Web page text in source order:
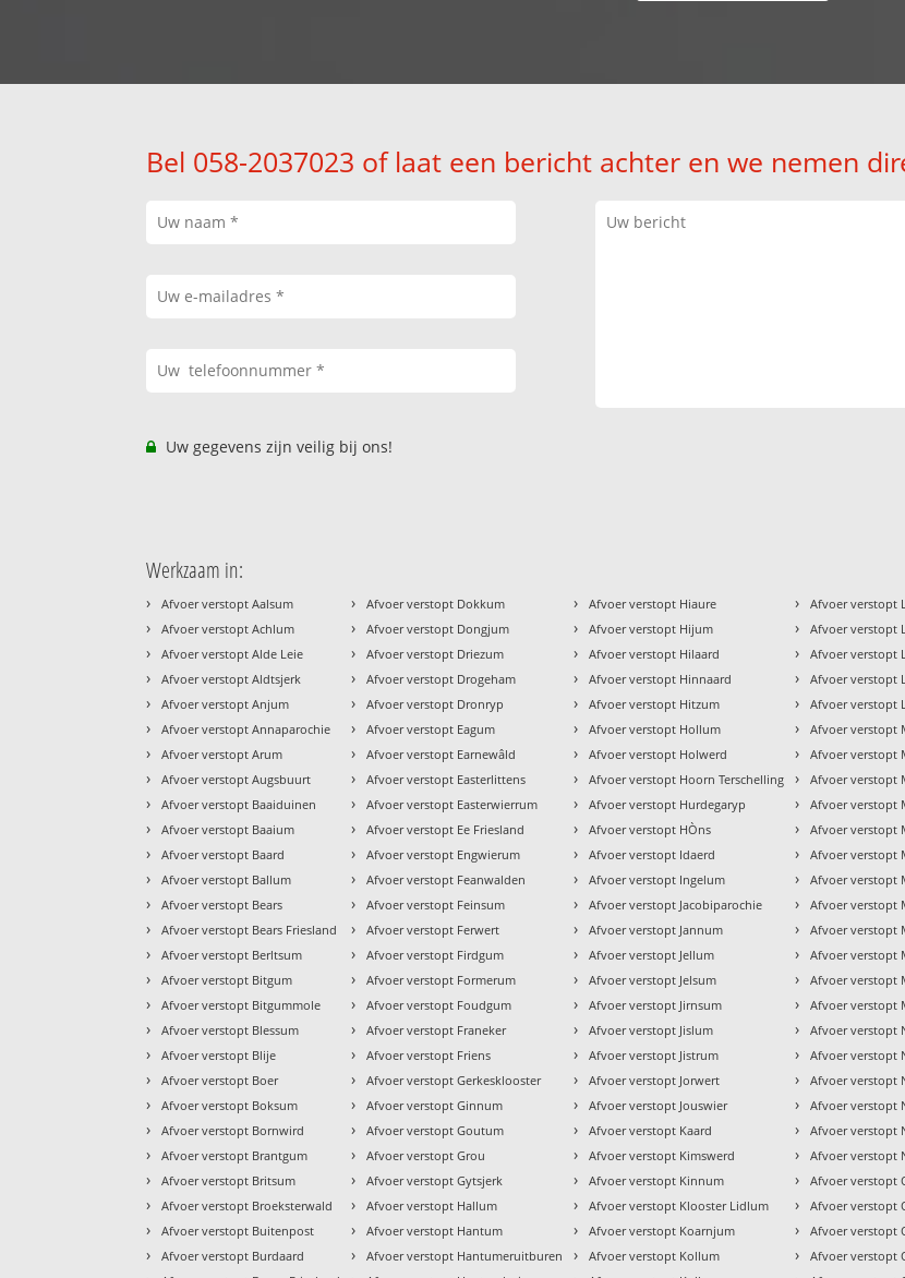
Bel 058-2037023 of laat een bericht achter en we nemen
Uw gegevens zijn veilig bij ons!
Werkzaam in:
› Afvoer verstopt Aalsum
› Afvoer verstopt Achlum
› Afvoer verstopt Alde Leie
› Afvoer verstopt Aldtsjerk
› Afvoer verstopt Anjum
› Afvoer verstopt Annaparochie
› Afvoer verstopt Arum
› Afvoer verstopt Augsbuurt
› Afvoer verstopt Baaiduinen
› Afvoer verstopt Baaium
› Afvoer verstopt Baard
› Afvoer verstopt Ballum
› Afvoer verstopt Bears
› Afvoer verstopt Bears Friesland
› Afvoer verstopt Berltsum
› Afvoer verstopt Bitgum
› Afvoer verstopt Bitgummole
› Afvoer verstopt Blessum
› Afvoer verstopt Blije
› Afvoer verstopt Boer
› Afvoer verstopt Boksum
› Afvoer verstopt Bornwird
› Afvoer verstopt Brantgum
› Afvoer verstopt Britsum
› Afvoer verstopt Broeksterwald
› Afvoer verstopt Buitenpost
› Afvoer verstopt Burdaard
› Afvoer verstopt Dokkum
› Afvoer verstopt Dongjum
› Afvoer verstopt Driezum
› Afvoer verstopt Drogeham
› Afvoer verstopt Dronryp
› Afvoer verstopt Eagum
› Afvoer verstopt Earnewâld
› Afvoer verstopt Easterlittens
› Afvoer verstopt Easterwierrum
› Afvoer verstopt Ee Friesland
› Afvoer verstopt Engwierum
› Afvoer verstopt Feanwalden
› Afvoer verstopt Feinsum
› Afvoer verstopt Ferwert
› Afvoer verstopt Firdgum
› Afvoer verstopt Formerum
› Afvoer verstopt Foudgum
› Afvoer verstopt Franeker
› Afvoer verstopt Friens
› Afvoer verstopt Gerkesklooster
› Afvoer verstopt Ginnum
› Afvoer verstopt Goutum
› Afvoer verstopt Grou
› Afvoer verstopt Gytsjerk
› Afvoer verstopt Hallum
› Afvoer verstopt Hantum
› Afvoer verstopt Hantumeruitburen
› Afvoer verstopt Hiaure
› Afvoer verstopt Hijum
› Afvoer verstopt Hilaard
› Afvoer verstopt Hinnaard
› Afvoer verstopt Hitzum
› Afvoer verstopt Hollum
› Afvoer verstopt Holwerd
› Afvoer verstopt Hoorn Terschelling
› Afvoer verstopt Hurdegaryp
› Afvoer verstopt HÒns
› Afvoer verstopt Idaerd
› Afvoer verstopt Ingelum
› Afvoer verstopt Jacobiparochie
› Afvoer verstopt Jannum
› Afvoer verstopt Jellum
› Afvoer verstopt Jelsum
› Afvoer verstopt Jirnsum
› Afvoer verstopt Jislum
› Afvoer verstopt Jistrum
› Afvoer verstopt Jorwert
› Afvoer verstopt Jouswier
› Afvoer verstopt Kaard
› Afvoer verstopt Kimswerd
› Afvoer verstopt Kinnum
› Afvoer verstopt Klooster Lidlum
› Afvoer verstopt Koarnjum
› Afvoer verstopt Kollum
› Afvoer verstopt
› Afvoer verstopt
› Afvoer verstopt
› Afvoer verstopt
› Afvoer verstopt
› Afvoer verstopt
› Afvoer verstopt
› Afvoer verstopt
› Afvoer verstopt
› Afvoer verstopt
› Afvoer verstopt
› Afvoer verstopt
› Afvoer verstopt
› Afvoer verstopt
› Afvoer verstopt
› Afvoer verstopt
› Afvoer verstopt
› Afvoer verstopt
› Afvoer verstopt
› Afvoer verstopt
› Afvoer verstopt
› Afvoer verstopt
› Afvoer verstopt
› Afvoer verstopt
› Afvoer verstopt
› Afvoer verstopt
› Afvoer verstopt